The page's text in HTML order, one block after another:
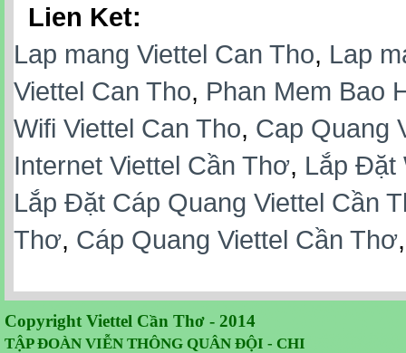
Lien Ket:
Lap mang Viettel Can Tho, Lap
Viettel Can Tho, Phan Mem Bao
Wifi Viettel Can Tho, Cap Quang
Internet Viettel Cần Thơ, Lắp Đặt
Lắp Đặt Cáp Quang Viettel Cần
Thơ, Cáp Quang Viettel Cần Thơ
Copyright Viettel Cần Thơ - 2014
TẬP ĐOÀN VIỄN THÔNG QUÂN ĐỘI - CHI